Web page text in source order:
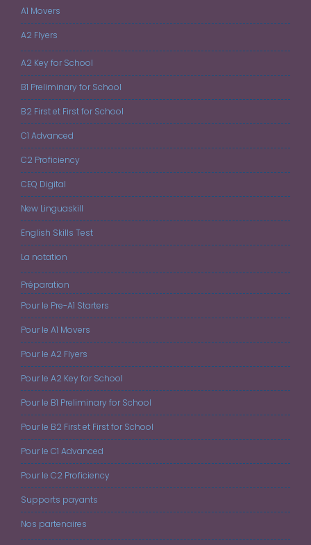
A1 Movers
A2 Flyers
A2 Key for School
B1 Preliminary for School
B2 First et First for School
C1 Advanced
C2 Proficiency
CEQ Digital
New Linguaskill
English Skills Test
La notation
Préparation
Pour le Pre-A1 Starters
Pour le A1 Movers
Pour le A2 Flyers
Pour le A2 Key for School
Pour le B1 Preliminary for School
Pour le B2 First et First for School
Pour le C1 Advanced
Pour le C2 Proficiency
Supports payants
Nos partenaires